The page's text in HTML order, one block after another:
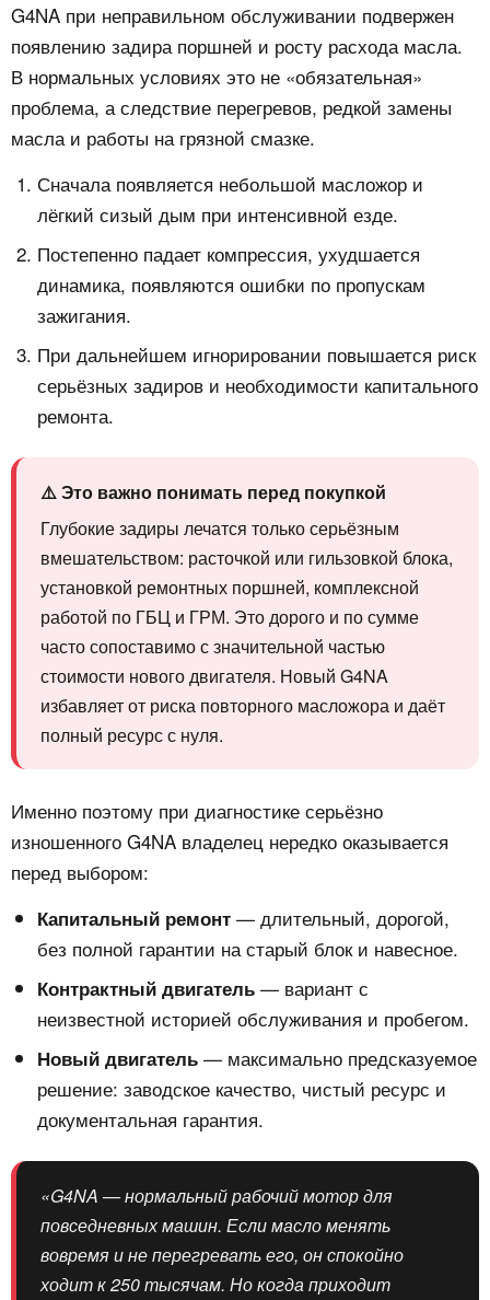
G4NA при неправильном обслуживании подвержен
появлению задира поршней и росту расхода масла.
В нормальных условиях это не «обязательная»
проблема, а следствие перегревов, редкой замены
масла и работы на грязной смазке.
Сначала появляется небольшой масложор и
лёгкий сизый дым при интенсивной езде.
Постепенно падает компрессия, ухудшается
динамика, появляются ошибки по пропускам
зажигания.
При дальнейшем игнорировании повышается риск
серьёзных задиров и необходимости капитального
ремонта.
⚠️ Это важно понимать перед покупкой
Глубокие задиры лечатся только серьёзным
вмешательством: расточкой или гильзовкой блока,
установкой ремонтных поршней, комплексной
работой по ГБЦ и ГРМ. Это дорого и по сумме
часто сопоставимо с значительной частью
стоимости нового двигателя. Новый G4NA
избавляет от риска повторного масложора и даёт
полный ресурс с нуля.
Именно поэтому при диагностике серьёзно
изношенного G4NA владелец нередко оказывается
перед выбором:
Капитальный ремонт — длительный, дорогой,
без полной гарантии на старый блок и навесное.
Контрактный двигатель — вариант с
неизвестной историей обслуживания и пробегом.
Новый двигатель — максимально предсказуемое
решение: заводское качество, чистый ресурс и
документальная гарантия.
«G4NA — нормальный рабочий мотор для
повседневных машин. Если масло менять
вовремя и не перегревать его, он спокойно
ходит к 250 тысячам. Но когда приходит